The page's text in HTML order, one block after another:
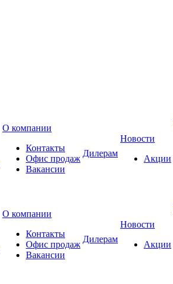
О компании
Контакты
Офис продаж
Вакансии
Дилерам
Новости
Акции
О компании
Контакты
Офис продаж
Вакансии
Дилерам
Новости
Акции